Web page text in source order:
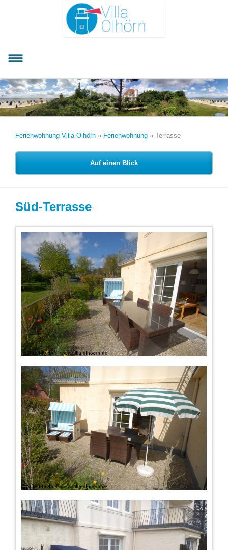
Ferienwohnung Villa Olhörn» Ferienwohnung» Terrasse
Auf einen Blick
Süd-Terrasse